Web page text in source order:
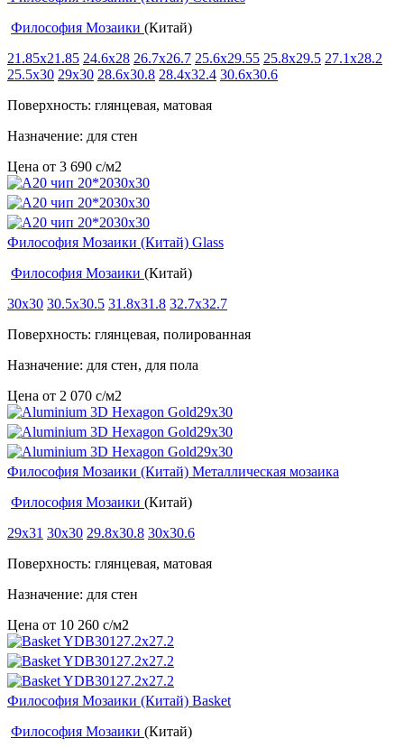
Философия Мозаики (Китай)
21.85x21.85 24.6x28 26.7x26.7 25.6x29.55 25.8x29.5 27.1x28.2
25.5x30 29x30 28.6x30.8 28.4x32.4 30.6x30.6
Поверхность: глянцевая, матовая
Назначение: для стен
Цена от 3 690 c/м2
Философия Мозаики (Китай) Glass
Философия Мозаики (Китай)
30x30 30.5x30.5 31.8x31.8 32.7x32.7
Поверхность: глянцевая, полированная
Назначение: для стен, для пола
Цена от 2 070 c/м2
Философия Мозаики (Китай) Металлическая мозаика
Философия Мозаики (Китай)
29x31 30x30 29.8x30.8 30x30.6
Поверхность: глянцевая, матовая
Назначение: для стен
Цена от 10 260 c/м2
Философия Мозаики (Китай) Basket
Философия Мозаики (Китай)